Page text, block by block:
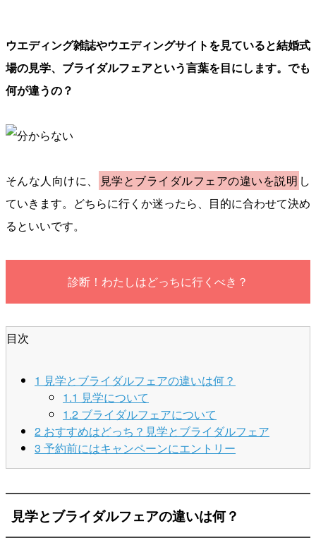
ウエディング雑誌やウエディングサイトを見ていると結婚式
場の見学、ブライダルフェアという言葉を目にします。でも
何が違うの？
そんな人向けに、 見学とブライダルフェアの違いを説明 し
ていきます。どちらに行くか迷ったら、目的に合わせて決め
るといいです。
診断！わたしはどっちに行くべき？
目次
1 見学とブライダルフェアの違いは何？
1.1 見学について
1.2 ブライダルフェアについて
2 おすすめはどっち？見学とブライダルフェア
3 予約前にはキャンペーンにエントリー
見学とブライダルフェアの違いは何？